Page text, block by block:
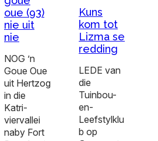
oue (93)
nie uit
nie
NOG ’n
Goue Oue
uit Hertzog
in die
Katri-
viervallei
naby Fort
Kuns
kom tot
Lizma se
redding
LEDE van
die
Tuinbou-
en-
Leefstylklu
b op